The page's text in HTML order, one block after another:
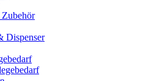
Zubehör
Dispenser